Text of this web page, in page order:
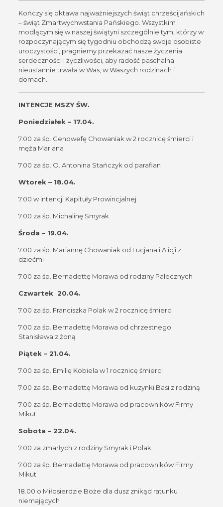
Kończy się oktawa najważniejszych świąt chrześcijańskich
– świąt Zmartwychwstania Pańskiego. Wszystkim
modlącym się w naszej świątyni szczególnie tym, którzy w
rozpoczynającym się tygodniu obchodzą swoje osobiste
uroczystości, pragniemy przekazać nasze życzenia
serdeczności i życzliwości, aby radość paschalna
nieustannie trwała w Was, w Waszych rodzinach i
domach.
INTENCJE MSZY ŚW.
Poniedziałek – 17.04.
7.00 za śp. Genowefę Chowaniak w 2 rocznicę śmierci i
męża Mariana
7.00 za śp. O. Antonina Stańczyk od parafian
Wtorek – 18.04.
7.00 w intencji Kapituły Prowincjalnej
7.00 za śp. Michalinę Smyrak
Środa – 19.04.
7.00 za śp. Mariannę Chowaniak od Lucjana i Alicji z
dziećmi
7.00 za śp. Bernadettę Morawa od rodziny Palecznych
Czwartek 20.04.
7.00 za śp. Franciszka Polak w 2 rocznicę śmierci
7.00 za śp. Bernadettę Morawa od chrzestnego
Stanisława z żoną
Piątek – 21.04.
7.00 za śp. Emilię Kobiela w 1 rocznicę śmierci
7.00 za śp. Bernadettę Morawa od kuzynki Basi z rodziną
7.00 za śp. Bernadettę Morawa od pracowników Firmy
Mikut
Sobota – 22.04.
7.00 za zmarłych z rodziny Smyrak i Polak
7.00 za śp. Bernadettę Morawa od pracowników Firmy
Mikut
18.00 o Miłosierdzie Boże dla dusz znikąd ratunku
niemających